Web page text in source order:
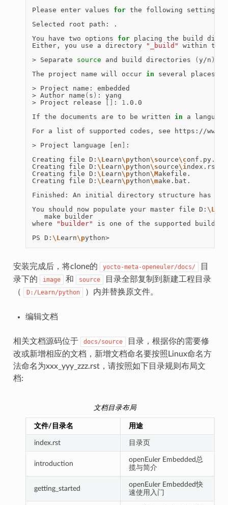
Please enter values for the following settings
Selected
root path:
.
You
have two options for placing the build
Either,
you use a directory "_build" within the
>
Separate source and build directories ( y/n )
The
project name will occur in several places
>
Project name:
embedded
> Author name ( s ) :
yang
>
Project release : 1 .0.0
If the documents are to be written in a
language
For
a list of supported codes, see
https://
>
Project language en
:
Creating
file D: \Learn\python\source\conf.py.
Creating
file D: \Learn\python\source\index.rst.
Creating
file D: \Learn\python\Makefile.
Creating
file D: \Learn\python\make.bat.
Finished:
An initial directory structure has
You
should now populate your master file D: \L
make
builder
where
"builder" is one of the supported
PS
D: \Learn\p ython>
安装完成后，将clone的 yocto-meta-openeuler/docs/
目
录下的
image 和 source
目录全部复制到新建工程目录
（
D:/Learn/python ）内并替换原文件。
编辑文档
相关文档源码位于 docs/source
目录，根据你的需要修
改或新增相应的文档，新增文档命名要按照Linux命名方
法命名为xxx_yyy_zzz.rst，请按照如下目录规则布局文
档:
文档目录布局
文件/目录名 用途
index.rst 目录页
introduction
openEuler Embedded总
揽与简介
getting_started
openEuler Embedded快
速使用入门